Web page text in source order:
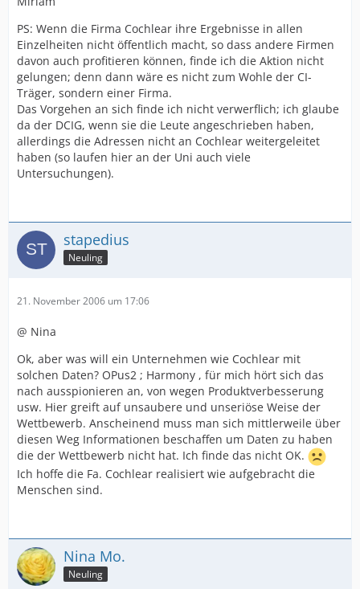
PS: Wenn die Firma Cochlear ihre Ergebnisse in allen
Einzelheiten nicht öffentlich macht, so dass andere Firmen
davon auch profitieren können, finde ich die Aktion nicht
gelungen; denn dann wäre es nicht zum Wohle der CI-
Träger, sondern einer Firma.
Das Vorgehen an sich finde ich nicht verwerflich; ich glaube
da der DCIG, wenn sie die Leute angeschrieben haben,
allerdings die Adressen nicht an Cochlear weitergeleitet
haben (so laufen hier an der Uni auch viele
Untersuchungen).
stapedius
Neuling
21. November 2006 um 17:06
@ Nina
Ok, aber was will ein Unternehmen wie Cochlear mit
solchen Daten? OPus2 ; Harmony , für mich hört sich das
nach ausspionieren an, von wegen Produktverbesserung
usw. Hier greift auf unsaubere und unseriöse Weise der
Wettbewerb. Anscheinend muss man sich mittlerweile über
diesen Weg Informationen beschaffen um Daten zu haben
die der Wettbewerb nicht hat. Ich finde das nicht OK.
Ich hoffe die Fa. Cochlear realisiert wie aufgebracht die
Menschen sind.
Nina Mo.
Neuling